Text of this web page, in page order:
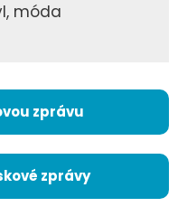
móda
zprávu
zprávy